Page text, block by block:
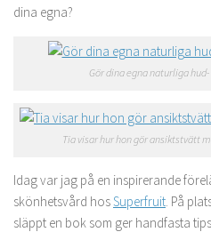
dina egna?
Gör dina egna naturliga
Tia visar hur hon gör ansiktstvätt
Idag var jag på en inspirerande
skönhetsvård hosSuperfruit. På
släppt en bok som ger handfasta